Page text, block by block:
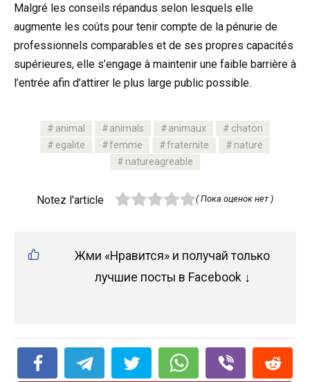
Malgré les conseils répandus selon lesquels elle
augmente les coûts pour tenir compte de la pénurie de
professionnels comparables et de ses propres capacités
supérieures, elle s’engage à maintenir une faible barrière à
l’entrée afin d’attirer le plus large public possible.
animal animals animaux
chaton
egalite
femme fraternite
nature
natureagreable
Notez l'article ( Пока оценок нет )
Жми «Нравится» и получай только
лучшие посты в Facebook ↓